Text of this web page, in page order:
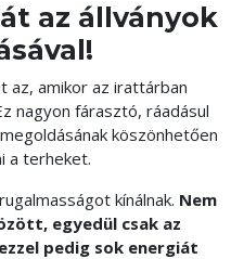
az állványok
az, amikor az irattárban
nagyon fárasztó, ráadásul
köszönhetően
a terheket.
kínálnak. Nem
egyedül csak az
pedig sok energiát